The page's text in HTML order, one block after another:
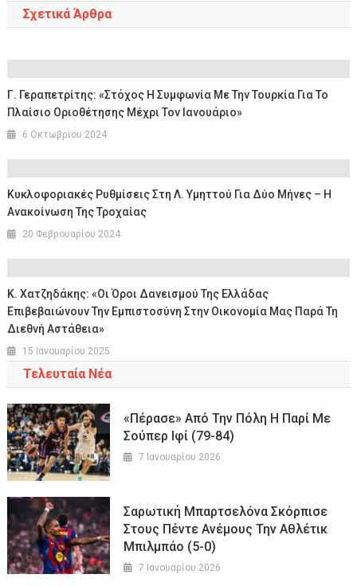
Σχετικά Άρθρα
Γ. Γεραπετρίτης: «Στόχος Η Συμφωνία Με Την Τουρκία Για Το
Πλαίσιο Οριοθέτησης Μέχρι Τον Ιανουάριο»
6 Οκτωβρίου 2024
Κυκλοφοριακές Ρυθμίσεις Στη Λ. Υμηττού Για Δύο Μήνες – Η
Ανακοίνωση Της Τροχαίας
20 Φεβρουαρίου 2024
Κ. Χατζηδάκης: «Οι Όροι Δανεισμού Της Ελλάδας
Επιβεβαιώνουν Την Εμπιστοσύνη Στην Οικονομία Μας Παρά Τη
Διεθνή Αστάθεια»
15 Ιανουαρίου 2025
Τελευταία Νέα
«Πέρασε» Από Την Πόλη Η Παρί Με
Σούπερ Ιφί (79-84)
7 Ιανουαρίου 2026
Σαρωτική Μπαρτσελόνα Σκόρπισε
Στους Πέντε Ανέμους Την Αθλέτικ
Μπιλμπάο (5-0)
7 Ιανουαρίου 2026